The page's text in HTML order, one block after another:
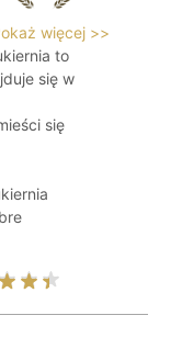
więcej >>
to
się w
się